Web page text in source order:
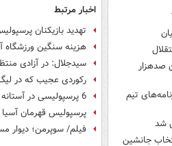
صدهزار
تیم
شد
جانشین
اخبار مرتبط
تهدید بازیکنان
هزینه سنگین ورزشگاه
سیدجلال: در آزادی
رکوردی عجیب که در
6 پرسپولیسی در آستانه محرومیت از فینال آسیا
پرسپولیس قهرمان
فیلم/ سوپرمن؛ دیوار